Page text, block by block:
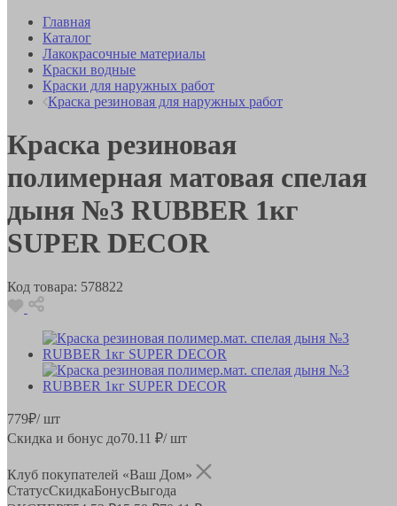
Главная
Каталог
Лакокрасочные материалы
Краски водные
Краски для наружных работ
Краска резиновая для наружных работ
Краска резиновая
полимерная матовая спелая
дыня №3 RUBBER 1кг
SUPER DECOR
Код товара: 578822
779₽/ шт
Скидка и бонус до70.11 ₽/ шт
Клуб покупателей «Ваш Дом»
СтатусСкидкаБонусВыгода